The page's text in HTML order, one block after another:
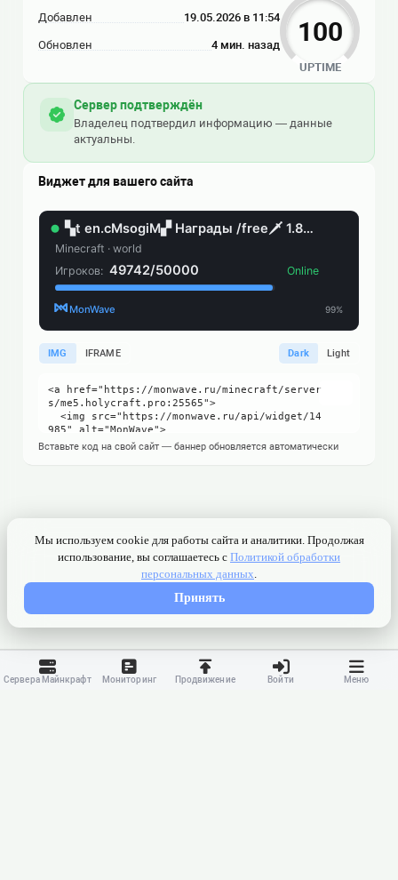
Добавлен 19.05.2026 в 11:54
Обновлен 4 мин. назад 100
UPTIME
Сервер подтверждён
Владелец подтвердил информацию — данные
актуальны.
Виджет для вашего сайта
IMG IFRAME Dark Light
Вставьте код на свой сайт — баннер обновляется автоматически
Сервера Майнкрафт Мониторинг Продвижение Войти Меню